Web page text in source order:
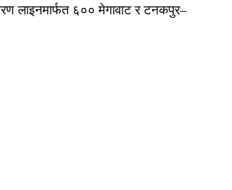
लाइनमार्फत ६०० मेगावाट र टनकपुर–